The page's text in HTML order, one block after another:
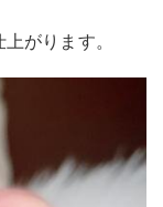
がります。